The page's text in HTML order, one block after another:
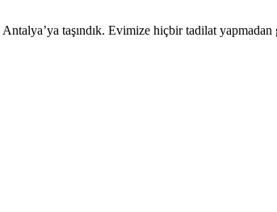
taşındık. Evimize hiçbir tadilat